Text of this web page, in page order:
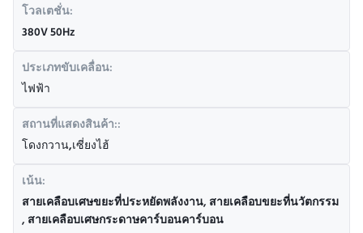
โวลเตชั่น:
380V 50Hz
ประเภทขับเคลื่อน:
ไฟฟ้า
สถานที่แสดงสินค้า::
โดงกวาน,เซี่ยงไฮ้
เน้น:
สายเคลือบเศษขยะที่ประหยัดพลังงาน,สายเคลือบขยะที่นวัตกรรม
,สายเคลือบเศษกระดาษคาร์บอนคาร์บอน